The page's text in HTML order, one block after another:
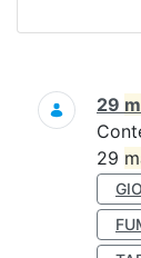
Ricerca
29
29